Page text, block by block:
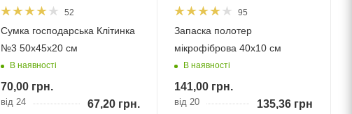
52
Сумка господарська Клітинка
№3 50х45х20 см
В наявності
70,00грн.
від 24 67,20грн.
95
Запаска полотер
мікрофіброва 40х10 см
В наявності
141,00грн.
від 20 135,36 грн.